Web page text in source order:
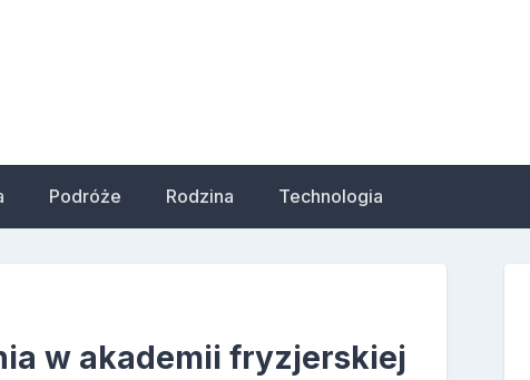
Podróże Rodzina Technologia
w akademii fryzjerskiej